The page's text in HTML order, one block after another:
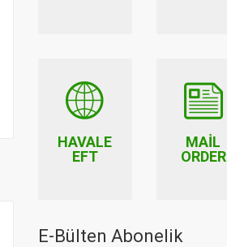
HAVALE
EFT
MAIL
ORDER
E-Bülten Abonelik